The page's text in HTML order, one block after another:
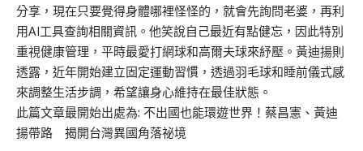
分享，現在只要覺得身體哪裡怪怪的，就會先詢問老婆，再利
用AI工具查詢相關資訊。他笑說自己最近有點健忘，因此特別
重視健康管理，平時最愛打網球和高爾夫球來紓壓。黃迪揚則
透露，近年開始建立固定運動習慣，透過羽毛球和睡前儀式感
來調整生活步調，希望讓身心維持在最佳狀態。
此篇文章最開始出處為: 不出國也能環遊世界！蔡昌憲、黃迪
揚帶路 揭開台灣異國角落祕境